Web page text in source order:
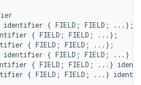
identifier { FIELD ; FIELD ; ... };
{ FIELD ; FIELD ; ... };
{ FIELD ; FIELD ; ... };
identifier { FIELD ; FIELD ; ... }
{ FIELD ; FIELD ; ... }
{ FIELD ; FIELD ; ... }